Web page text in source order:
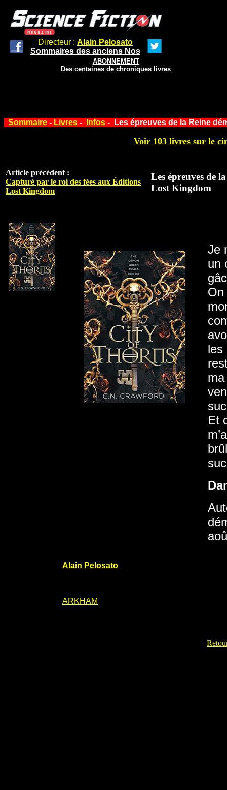
Directeur : Alain Pelosato
Sommaires des anciens Nos
ABONNEMENT
Des centaines de chroniques livres
Sommaire - Livres - Infos - Les épreuves de la Reine
Voir 103 livres sur le
Article précédent :
Capturé par le roi des fées aux Éditions
Lost Kingdom
Les épreuves de
Lost Kingdom
Je
un
On
les
Et
Alain Pelosato
ARKHAM